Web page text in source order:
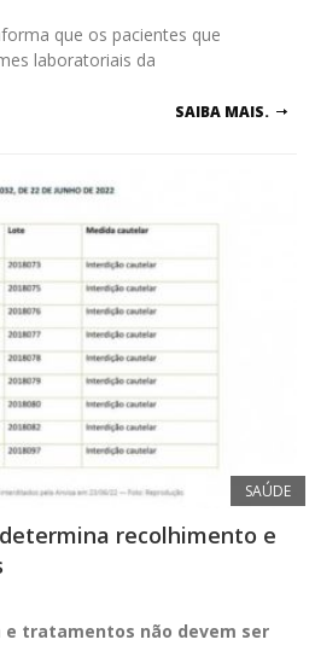
que os pacientes que
laboratoriais da
SAIBA MAIS.
SAÚDE
recolhimento e
e tratamentos não devem ser